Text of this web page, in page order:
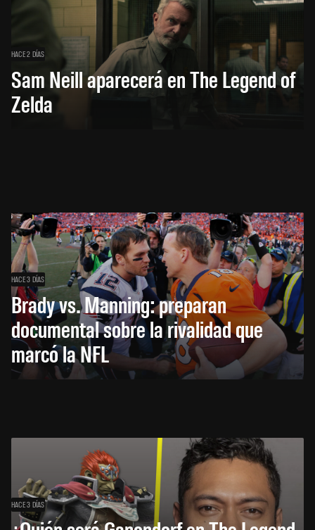
HACE 2 DÍAS
Sam Neill aparecerá en The Legend of
Zelda
HACE 3 DÍAS
Brady vs. Manning: preparan
documental sobre la rivalidad que
marcó la NFL
HACE 3 DÍAS